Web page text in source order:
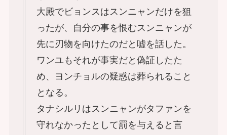
大殿でビョンスはスンニャンだけを狙
ったが、自分の事を恨むスンニャンが
先に刃物を向けたのだと嘘を話した。
ワンユもそれが事実だと偽証したた
め、ヨンチョルの疑惑は葬られること
となる。
タナシルリはスンニャンがタファンを
守れなかったとして罰を与えると言